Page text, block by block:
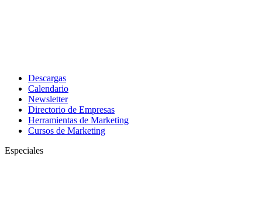
Descargas
Calendario
Newsletter
Directorio de Empresas
Herramientas de Marketing
Cursos de Marketing
Especiales